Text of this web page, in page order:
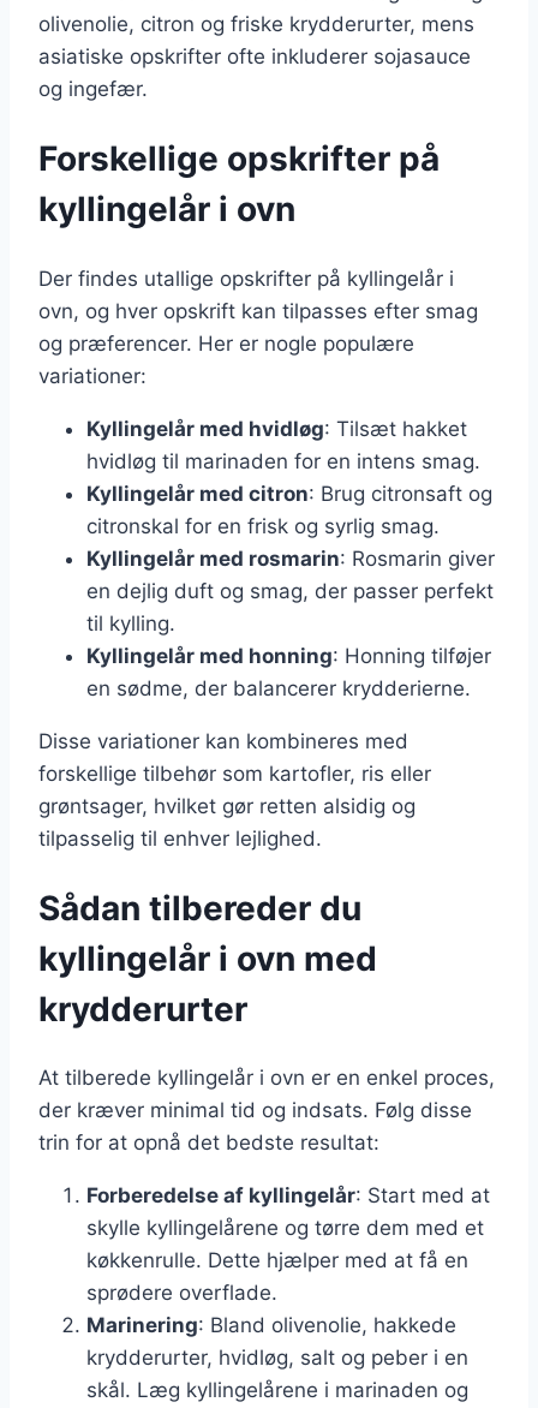
olivenolie, citron og friske krydderurter, mens
asiatiske opskrifter ofte inkluderer sojasauce
og ingefær.
Forskellige opskrifter på
kyllingelår i ovn
Der findes utallige opskrifter på kyllingelår i
ovn, og hver opskrift kan tilpasses efter smag
og præferencer. Her er nogle populære
variationer:
Kyllingelår med hvidløg: Tilsæt hakket
hvidløg til marinaden for en intens smag.
Kyllingelår med citron: Brug citronsaft og
citronskal for en frisk og syrlig smag.
Kyllingelår med rosmarin: Rosmarin giver
en dejlig duft og smag, der passer perfekt
til kylling.
Kyllingelår med honning: Honning tilføjer
en sødme, der balancerer krydderierne.
Disse variationer kan kombineres med
forskellige tilbehør som kartofler, ris eller
grøntsager, hvilket gør retten alsidig og
tilpasselig til enhver lejlighed.
Sådan tilbereder du
kyllingelår i ovn med
krydderurter
At tilberede kyllingelår i ovn er en enkel proces,
der kræver minimal tid og indsats. Følg disse
trin for at opnå det bedste resultat:
Forberedelse af kyllingelår: Start med at
skylle kyllingelårene og tørre dem med et
køkkenrulle. Dette hjælper med at få en
sprødere overflade.
Marinering: Bland olivenolie, hakkede
krydderurter, hvidløg, salt og peber i en
skål. Læg kyllingelårene i marinaden og